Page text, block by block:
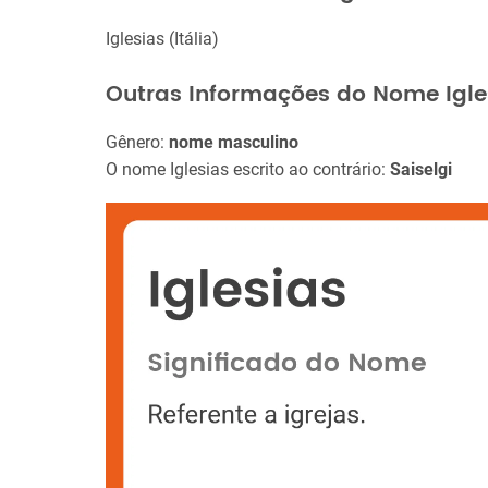
Iglesias (Itália)
Outras Informações do Nome
Gênero: nome masculino
O nome Iglesias escrito ao contrário: Saiselgi